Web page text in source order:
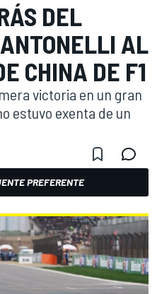
DEL
AL
CHINA DE F1
victoria en un gran
estuvo exenta de un
PREFERENTE